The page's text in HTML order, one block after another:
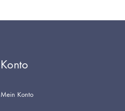
Konto
Mein Konto